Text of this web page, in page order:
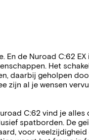
En de Nuroad C:62
Het
daarbij geholpen
zijn al je wensen
C:62 vind je
spatborden. De
voor